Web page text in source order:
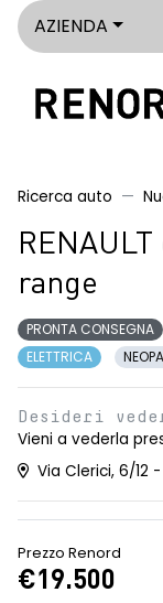
AZIENDA
Ricerca auto
range
PRONTA CONSEGNA
ELETTRICA
Desideri
Vieni a vederla
Via Clerici, 6/12
Prezzo Renord
€19.500